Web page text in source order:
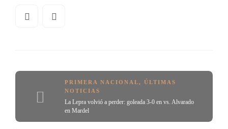
PRIMERA NACIONAL, ÚLTIMAS
NOTICIAS
La Lepra volvió a perder: goleada 3-0 en vs. Alvarado
en Mardel